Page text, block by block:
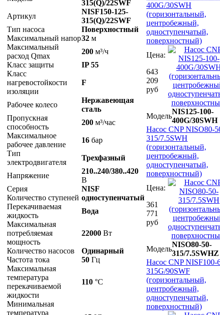
315(Q)/22SWF
Артикул
NISF150-125-
315(Q)/22SWF
Тип насоса
Поверхностный
Максимальный напор32 м
Максимальный
расход Qmax
200 м³/ч
Класс защиты
IP 55
Класс
нагревостойкости
изоляции
F
Рабочее колесо
Нержавеющая
сталь
Пропускная
способность
200 м³/час
Максимальное
рабочее давление
16 бар
Тип
электродвигателя
Трехфазный
Напряжение
210..240/380..420
В
Серия
NISF
Количество ступеней одноступенчатый
Перекачиваемая
жидкость
Вода
Максимальная
потребляемая
мощность
22000 Вт
Количество насосов
Одинарный
Частота тока
50 Гц
Максимальная
температура
перекачиваемой
жидкости
110 °С
Минимальная
температура
400G/30SWH
(горизонтальный,
центробежный,
одноступенчатый,
поверхностный)
Цена:
643
209
руб
Модель
NIS125-100-
400G/30SWH
Насос CNP NISO80-
315/7.5SWH
(горизонтальный,
центробежный,
одноступенчатый,
поверхностный)
Цена:
361
771
руб
Модель
NISO80-50-
315/7.5SWHZ
Насос CNP NISF100-
315G/90SWF
(горизонтальный,
центробежный,
одноступенчатый,
поверхностный)